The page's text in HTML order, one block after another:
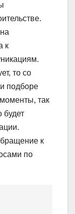
к
то со
подборе
так
будет
к
по